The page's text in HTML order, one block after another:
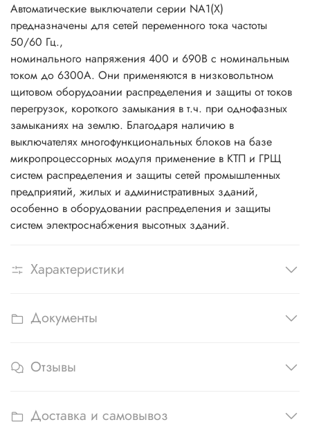
Автоматические выключатели серии NA1(X)
предназначены для сетей переменного тока частоты
50/60 Гц.,
номинального напряжения 400 и 690В с номинальным
током до 6300А. Они применяются в низковольтном
щитовом оборудоании распределения и защиты от токов
перегрузок, короткого замыкания в т.ч. при однофазных
замыканиях на землю. Благодаря наличию в
выключателях многофункциональных блоков на базе
микропроцессорных модуля применение в КТП и ГРЩ
систем распределения и защиты сетей промышленных
предприятий, жилых и административных зданий,
особенно в оборудовании распределения и защиты
систем электроснабжения высотных зданий.
Характеристики
Документы
Отзывы
Доставка и самовывоз